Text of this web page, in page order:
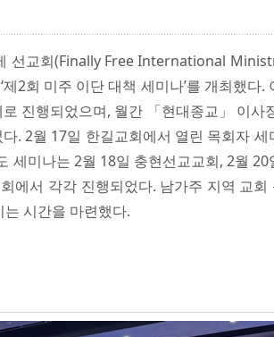
선교회(Finally Free International
2회 미주 이단 대책 세미나’를 개최했다.
진행되었으며, 월간 「현대종교」 이사
. 2월 17일 한길교회에서 열린 목회자 세
세미나는 2월 18일 충현선교교회, 2월 20
에서 각각 진행되었다. 남가주 지역 교회
시간을 마련했다.